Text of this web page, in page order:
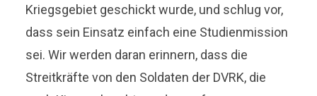
Kriegsgebiet geschickt wurde, und schlug vor,
dass sein Einsatz einfach eine Studienmission
sei. Wir werden daran erinnern, dass die
Streitkräfte von den Soldaten der DVRK, die